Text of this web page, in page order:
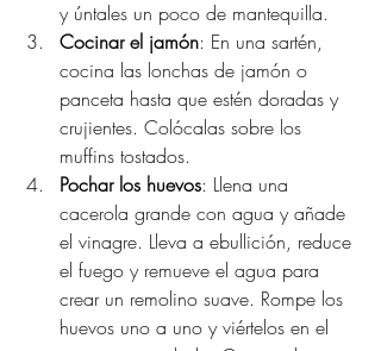
y úntales un poco de mantequilla.
Cocinar el jamón: En una sartén,
cocina las lonchas de jamón o
panceta hasta que estén doradas y
crujientes. Colócalas sobre los
muffins tostados.
Pochar los huevos: Llena una
cacerola grande con agua y añade
el vinagre. Lleva a ebullición, reduce
el fuego y remueve el agua para
crear un remolino suave. Rompe los
huevos uno a uno y viértelos en el